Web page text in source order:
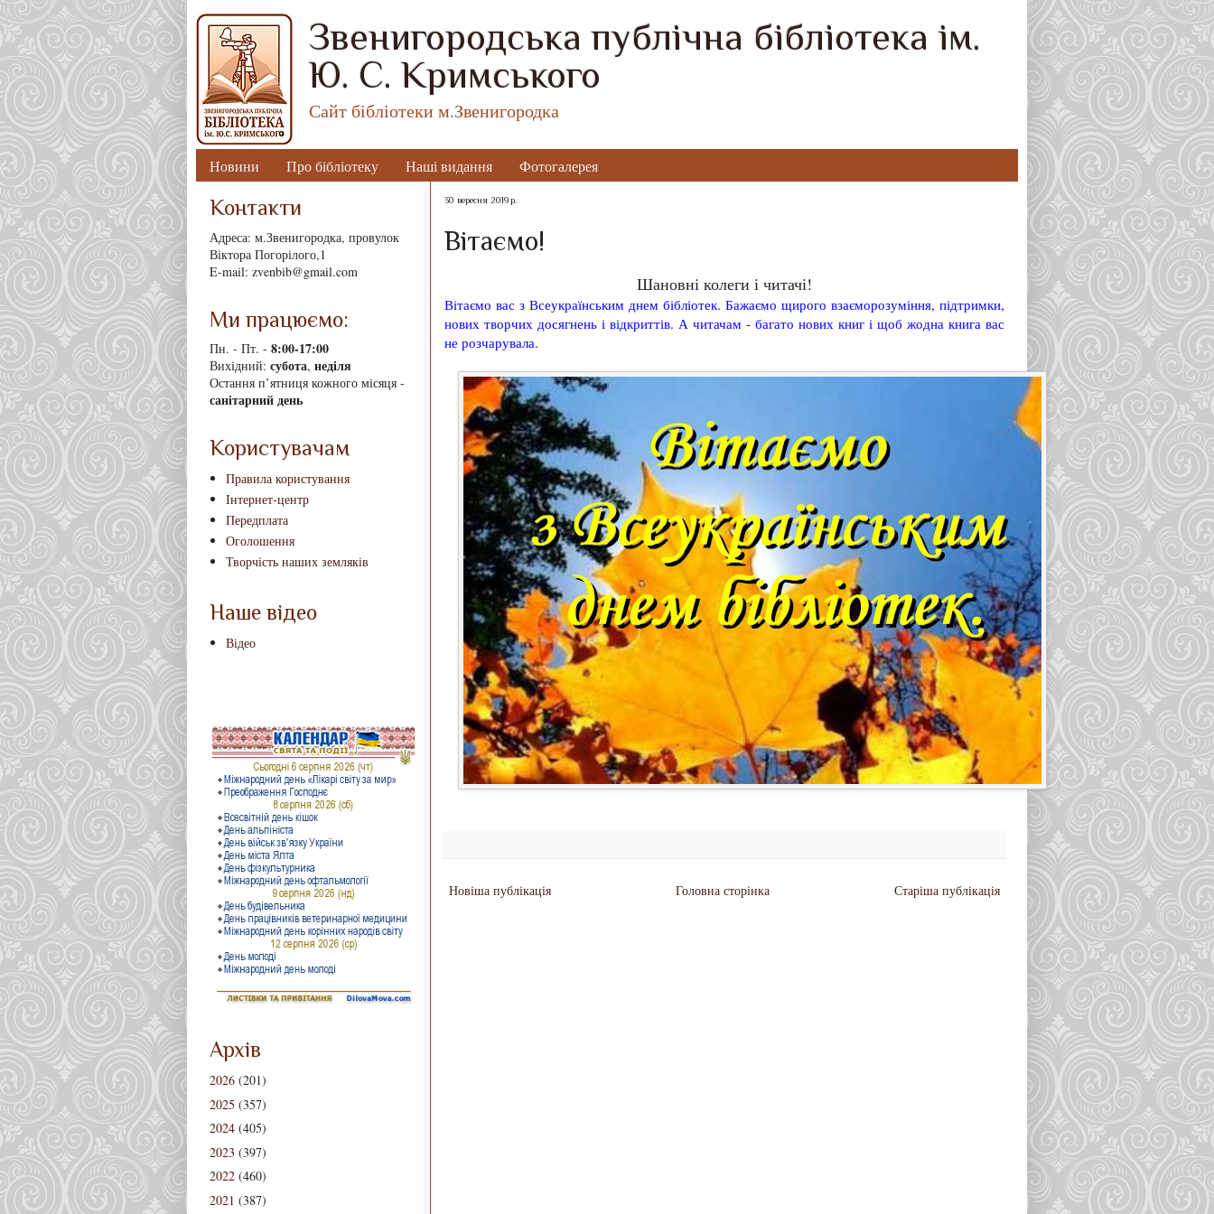
Звенигородська публічна бібліотека ім.
Ю. С. Кримського
Сайт бібліотеки м.Звенигородка
Новини Про бібліотеку Наші видання Фотогалерея
30 вересня 2019 р.
Вітаємо!
Шановні колеги і читачі!
Вітаємо вас з Всеукраїнським днем бібліотек. Бажаємо щирого взаєморозуміння, підтримки,
нових творчих досягнень і відкриттів. А читачам - багато нових книг і щоб жодна книга вас
не розчарувала.
Новіша публікація Старіша публікація
Головна сторінка
Контакти
Адреса: м.Звенигородка, провулок
Віктора Погорілого,1
E-mail: zvenbib@gmail.com
Ми працюємо:
Пн. - Пт. - 8:00-17:00
Вихідний: субота, неділя
Остання п’ятниця кожного місяця -
санітарний день
Користувачам
Правила користування
Інтернет-центр
Передплата
Оголошення
Творчість наших земляків
Наше відео
Відео
Архів
2026 (201)
2025 (357)
2024 (405)
2023 (397)
2022 (460)
2021 (387)